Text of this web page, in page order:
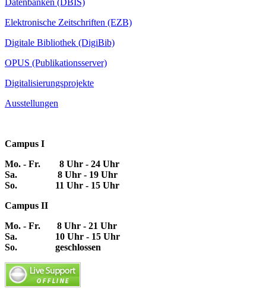
Elektronische Zeitschriften (EZB)
Digitale Bibliothek (DigiBib)
OPUS (Publikationsserver)
Digitalisierungsprojekte
Ausstellungen
Campus I
Mo. - Fr. 8 Uhr - 24 Uhr
Sa. 8 Uhr - 19 Uhr
So. 11 Uhr - 15 Uhr
Campus II
Mo. - Fr. 8 Uhr - 21 Uhr
Sa. 10 Uhr - 15 Uhr
So. geschlossen